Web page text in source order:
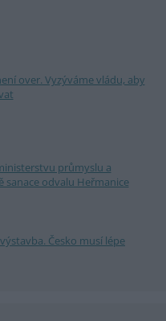
over. Vyzýváme vládu, aby
průmyslu a
sanace odvalu Heřmanice
Česko musí lépe